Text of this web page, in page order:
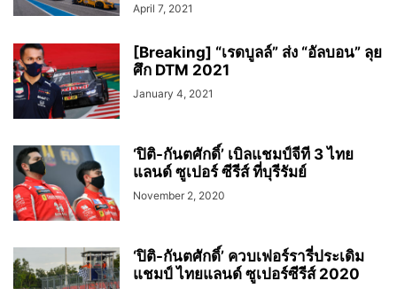
April 7, 2021
[Breaking] “เรดบูลล์” ส่ง “อัลบอน” ลุย
ศึก DTM 2021
January 4, 2021
‘ปิติ-กันตศักดิ์’ เบิลแชมป์จีที 3 ไทย
แลนด์ ซูเปอร์ ซีรีส์ ที่บุรีรัมย์
November 2, 2020
‘ปิติ-กันตศักดิ์’ ควบเฟอร์รารี่ประเดิม
แชมป์ ไทยแลนด์ ซูเปอร์ซีรีส์ 2020